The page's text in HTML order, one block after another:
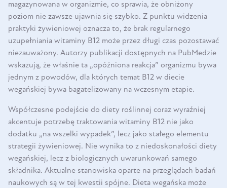
magazynowana w organizmie, co sprawia, że obniżony
poziom nie zawsze ujawnia się szybko. Z punktu widzenia
praktyki żywieniowej oznacza to, że brak regularnego
uzupełniania witaminy B12 może przez długi czas pozostawać
niezauważony. Autorzy publikacji dostępnych na PubMedzie
wskazują, że właśnie ta „opóźniona reakcja” organizmu bywa
jednym z powodów, dla których temat B12 w diecie
wegańskiej bywa bagatelizowany na wczesnym etapie.
Współczesne podejście do diety roślinnej coraz wyraźniej
akcentuje potrzebę traktowania witaminy B12 nie jako
dodatku „na wszelki wypadek”, lecz jako stałego elementu
strategii żywieniowej. Nie wynika to z niedoskonałości diety
wegańskiej, lecz z biologicznych uwarunkowań samego
składnika. Aktualne stanowiska oparte na przeglądach badań
naukowych są w tej kwestii spójne. Dieta wegańska może